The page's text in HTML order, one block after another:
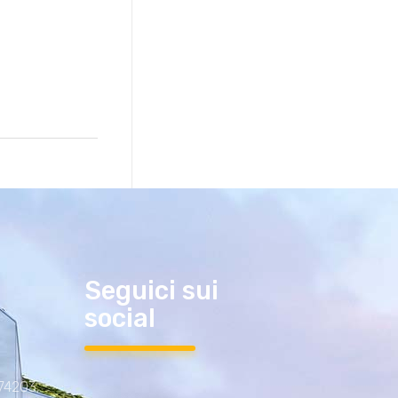
Seguici sui
social